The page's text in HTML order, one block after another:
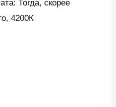
Тогда, скорее
4200К